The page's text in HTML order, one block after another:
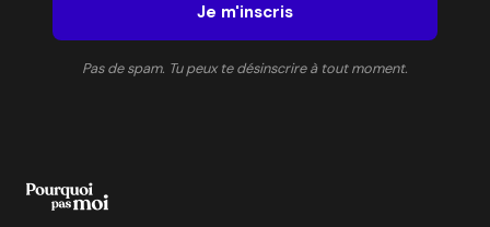
Je m'inscris
Pas de spam. Tu peux te désinscrire à tout moment.